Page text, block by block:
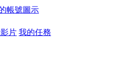
片 我的任務